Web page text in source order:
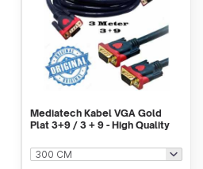
Mediatech Kabel VGA Gold
Plat 3+9 / 3 + 9 - High Quality